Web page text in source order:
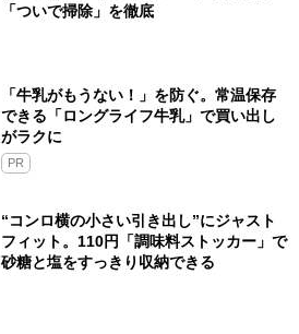
「ついで掃除」を徹底
「牛乳がもうない！」を防ぐ。常温保存
できる「ロングライフ牛乳」で買い出し
がラクに
PR
“コンロ横の小さい引き出し”にジャスト
フィット。110円「調味料ストッカー」で
砂糖と塩をすっきり収納できる